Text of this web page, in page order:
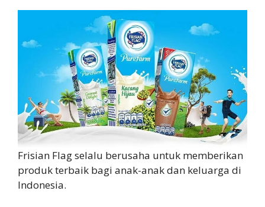
Frisian Flag selalu berusaha untuk memberikan
produk terbaik bagi anak-anak dan keluarga di
Indonesia.